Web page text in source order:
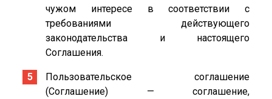
чужом интересе в соответствии с
требованиями действующего
законодательства и настоящего
Соглашения.
Пользовательское соглашение
(Соглашение) — соглашение,